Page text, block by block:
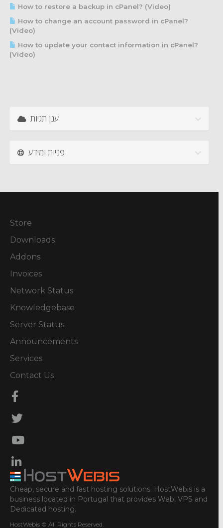
How to restore a backup in cPanel? (Video)
How to change an account password in cPanel?
(Video)
How to update your contact information in cPanel?
(Video)
ענן תגיות
פניות ומידע
Store
Downloads
Addons
Invoices
Network Status
Knowledgebase
Server Status
Announcements
Services
Contact Us
Cheap, secure and fast hosting solutions. HostWebis is a
business located in Portugal that provides Web, VPS and
Dedicated hosting.
HostWebis © All Rights Reserved.